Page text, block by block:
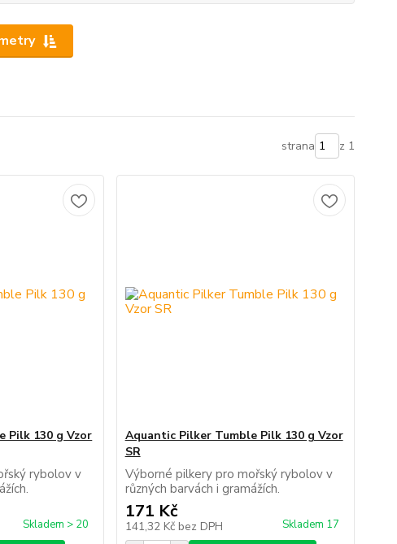
strana z 1
Pilk 130 g Vzor
rybolov v
Skladem > 20
Aquantic Pilker Tumble Pilk 130 g Vzor
SR
Výborné pilkery pro mořský rybolov v
různých barvách i gramážích.
171 Kč
141,32 Kč bez DPH Skladem 17